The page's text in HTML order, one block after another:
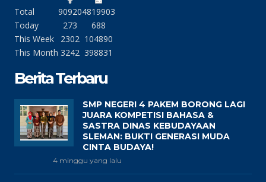
Total 909204819903
Today
273
688
This Week
2302 104890
This Month 3242 398831
Berita Terbaru
SMP NEGERI 4 PAKEM BORONG LAGI
JUARA KOMPETISI BAHASA &
SASTRA DINAS KEBUDAYAAN
SLEMAN: BUKTI GENERASI MUDA
CINTA BUDAYA!
4 minggu yang lalu